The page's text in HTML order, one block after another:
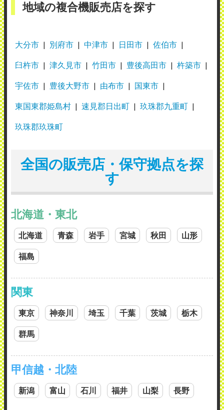
地域の複合機販売店を探す
大分市 別府市 中津市 日田市 佐伯市
臼杵市 津久見市 竹田市 豊後高田市 杵築市
宇佐市 豊後大野市 由布市 国東市
東国東郡姫島村 速見郡日出町 玖珠郡九重町
玖珠郡玖珠町
全国の販売店・保守拠点を探
す
北海道・東北
北海道 青森 岩手 宮城 秋田 山形
福島
関東
東京 神奈川 埼玉 千葉 茨城 栃木
群馬
甲信越・北陸
新潟 富山 石川 福井 山梨 長野